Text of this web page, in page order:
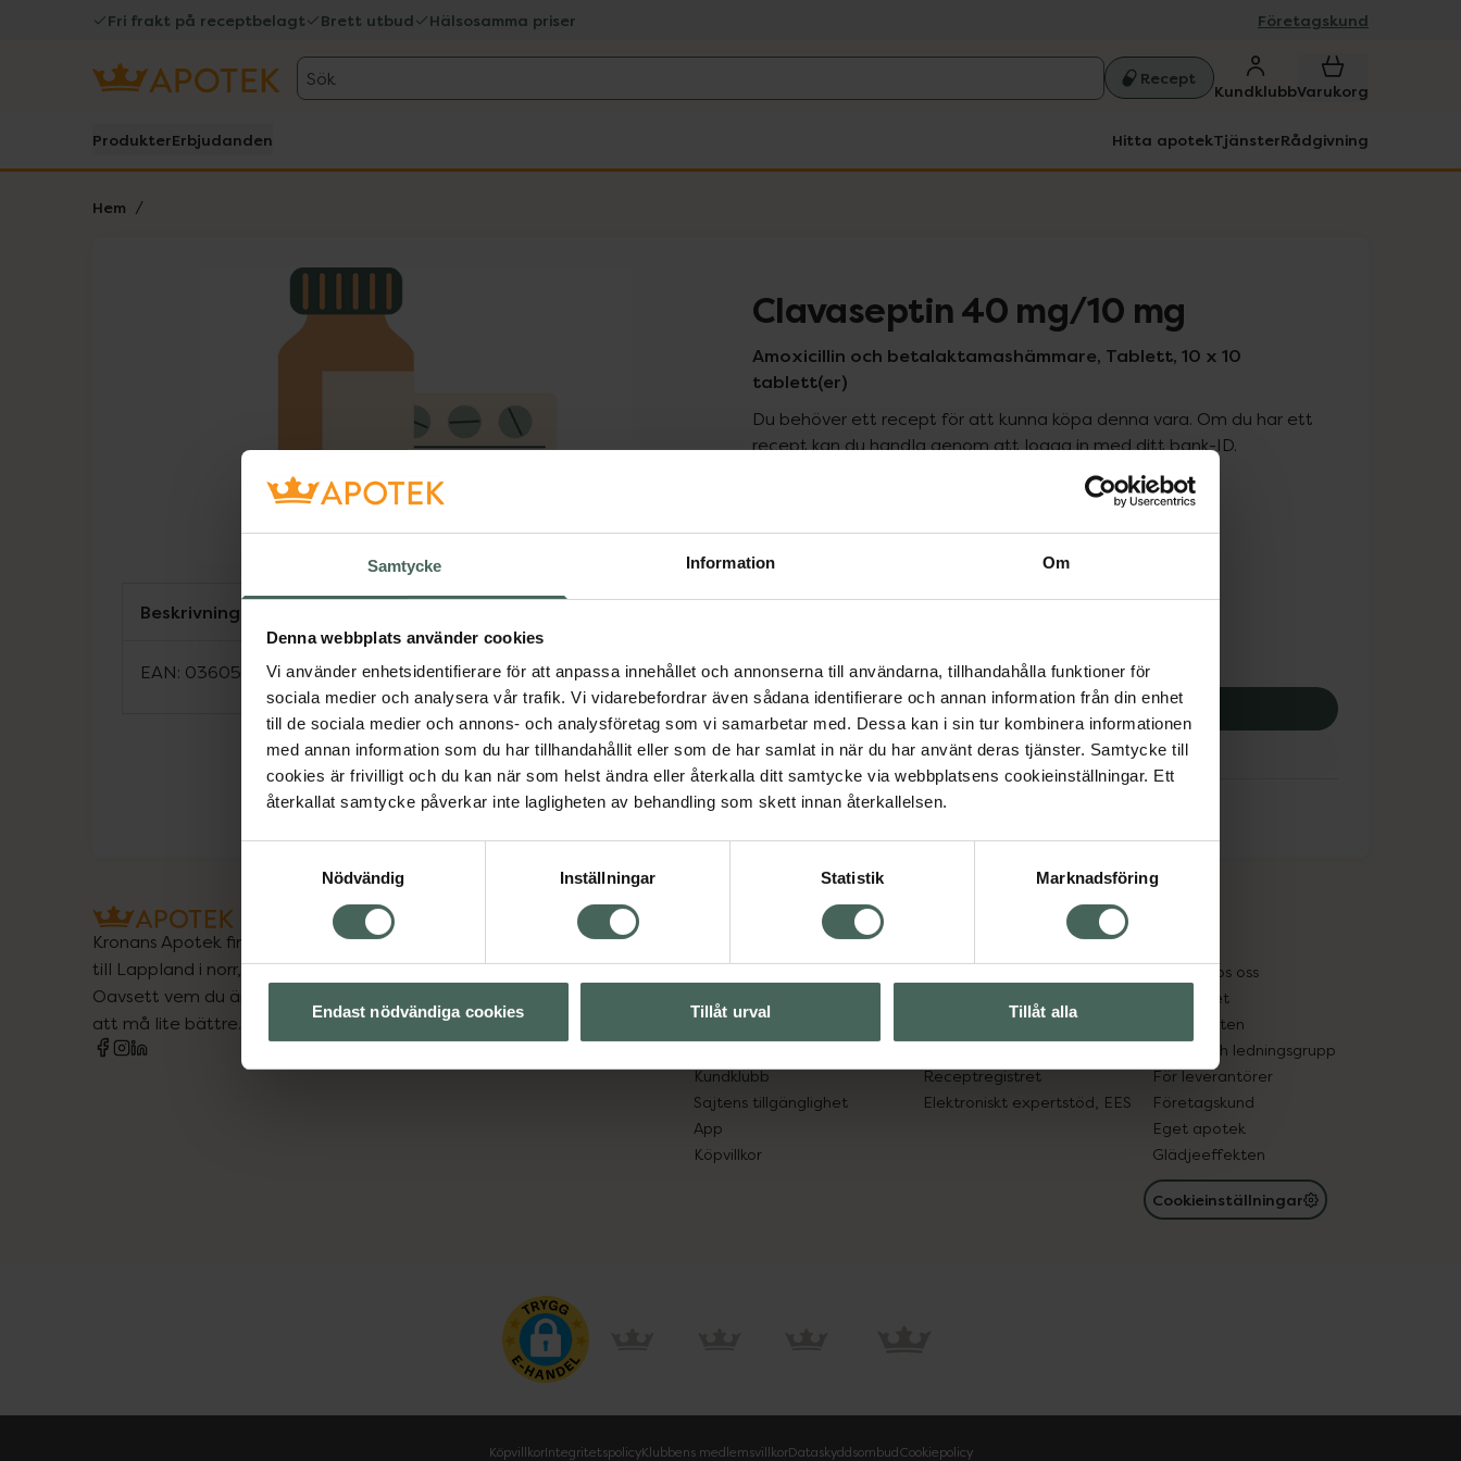
Samtycke Information Om
Denna webbplats använder cookies
Vi använder enhetsidentifierare för att anpassa innehållet och annonserna till användarna, tillhandahålla funktioner för
sociala medier och analysera vår trafik. Vi vidarebefordrar även sådana identifierare och annan information från din enhet
till de sociala medier och annons- och analysföretag som vi samarbetar med. Dessa kan i sin tur kombinera informationen
med annan information som du har tillhandahållit eller som de har samlat in när du har använt deras tjänster. Samtycke till
cookies är frivilligt och du kan när som helst ändra eller återkalla ditt samtycke via webbplatsens cookieinställningar. Ett
återkallat samtycke påverkar inte lagligheten av behandling som skett innan återkallelsen.
Nödvändig
Inställningar Statistik Marknadsföring
Endast nödvändiga cookies Tillåt urval Tillåt alla
Fri frakt på receptbelagt Brett utbud Hälsosamma priser Företagskund
Sök Recept
KundklubbVarukorg
ProdukterErbjudanden Hitta apotekTjänsterRådgivning
Hem
Lista: . Innehåller 1 objekt. Clavaseptin 40 mg/10 mg
Amoxicillin och betalaktamashämmare, Tablett, 10 x 10
tablett(er)
Du behöver ett recept för att kunna köpa denna vara. Om du har ett
recept kan du handla genom att logga in med ditt bank-ID.
252,25 kr
Köp via ditt recept
Aktuella erbjudanden
Beskrivning
EAN: 03605874194359
Kronans Apotek finns här för dig. Du hittar oss från Skåne i syd
till Lappland i norr, och online i mobilen och på datorn.
Oavsett vem du är så är det vårt uppdrag att hjälpa just dig
att må lite bättre. Välkommen att prata med oss.
Handla tryggt
Kundklubb
Sajtens tillgänglighet
App
Köpvillkor
Om recept och läkemedel
Lämna in gammal medicin
Receptregistret
Elektroniskt expertstöd, EES
Jobba hos oss
Hållbarhet
Samarbeten
Ägare och ledningsgrupp
För leverantörer
Företagskund
Eget apotek
Glädjeeffekten
Cookieinställningar
KöpvillkorIntegritetspolicyKlubbens medlemsvillkorDataskyddsombudCookiepolicy